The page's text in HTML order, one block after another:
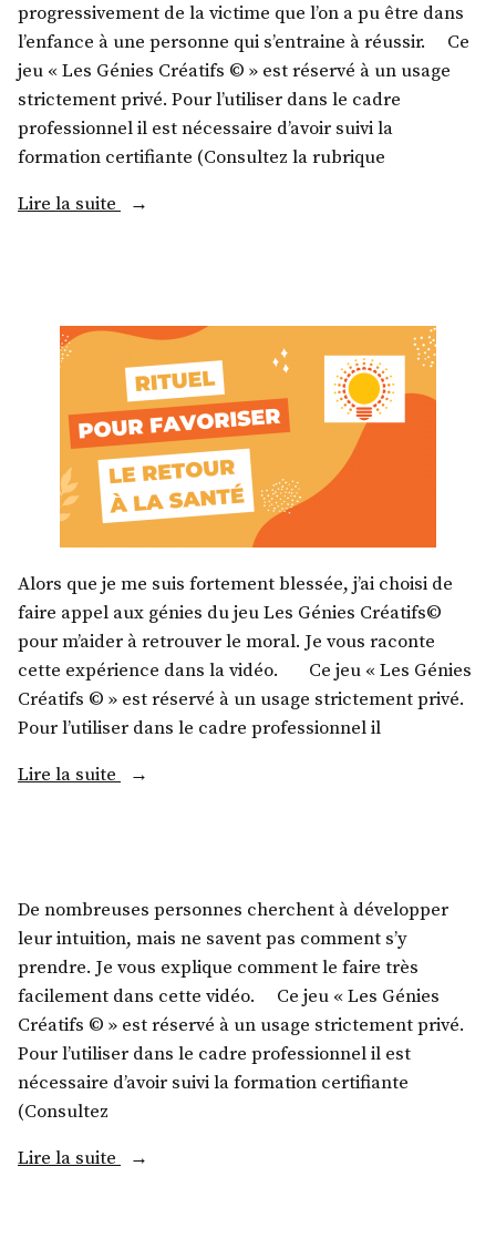
progressivement de la victime que l’on a pu être dans
l’enfance à une personne qui s’entraine à réussir. Ce
jeu « Les Génies Créatifs © » est réservé à un usage
strictement privé. Pour l’utiliser dans le cadre
professionnel il est nécessaire d’avoir suivi la
formation certifiante (Consultez la rubrique
Lire la suite
Alors que je me suis fortement blessée, j’ai choisi de
faire appel aux génies du jeu Les Génies Créatifs©
pour m’aider à retrouver le moral. Je vous raconte
cette expérience dans la vidéo. Ce jeu « Les Génies
Créatifs © » est réservé à un usage strictement privé.
Pour l’utiliser dans le cadre professionnel il
Lire la suite
De nombreuses personnes cherchent à développer
leur intuition, mais ne savent pas comment s’y
prendre. Je vous explique comment le faire très
facilement dans cette vidéo. Ce jeu « Les Génies
Créatifs © » est réservé à un usage strictement privé.
Pour l’utiliser dans le cadre professionnel il est
nécessaire d’avoir suivi la formation certifiante
(Consultez
Lire la suite